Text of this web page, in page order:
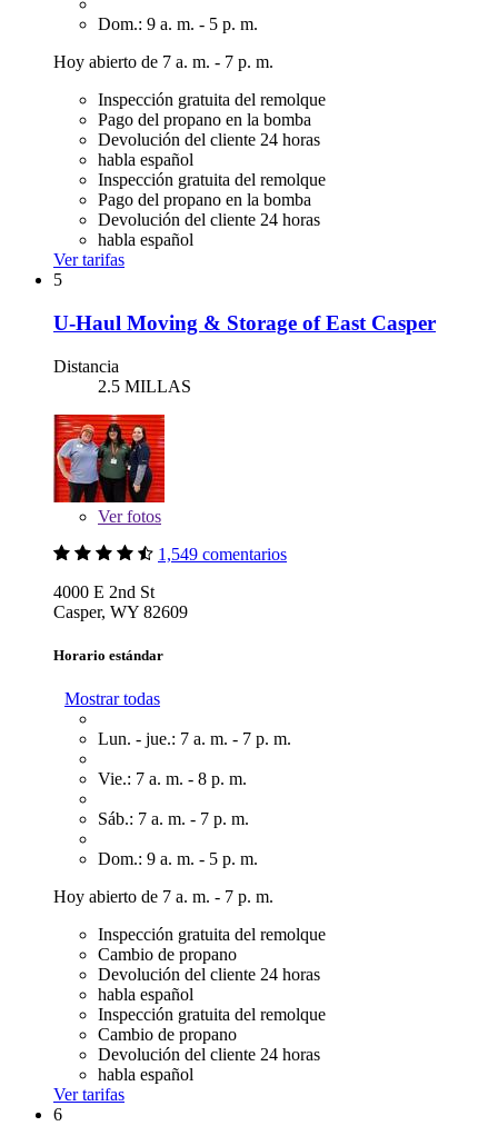
Dom.: 9 a. m. - 5 p. m.
Hoy abierto de 7 a. m. - 7 p. m.
Inspección gratuita del remolque
Pago del propano en la bomba
Devolución del cliente 24 horas
habla español
Inspección gratuita del remolque
Pago del propano en la bomba
Devolución del cliente 24 horas
habla español
Ver tarifas
5
U-Haul Moving & Storage of East Casper
Distancia
2.5 MILLAS
Verfotos
1,549 comentarios
4000 E 2nd St
Casper, WY 82609
Horario estándar
Mostrar todas
Lun. - jue.: 7 a. m. - 7 p. m.
Vie.: 7 a. m. - 8 p. m.
Sáb.: 7 a. m. - 7 p. m.
Dom.: 9 a. m. - 5 p. m.
Hoy abierto de 7 a. m. - 7 p. m.
Inspección gratuita del remolque
Cambio de propano
Devolución del cliente 24 horas
habla español
Inspección gratuita del remolque
Cambio de propano
Devolución del cliente 24 horas
habla español
Ver tarifas
6